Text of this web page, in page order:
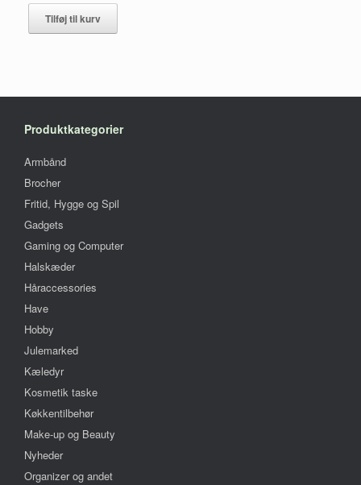
pris
var:
129,00 kr..
pris
99,00 kr..
Tilføj til kurv
Produktkategorier
Armbånd
Brocher
Fritid, Hygge og Spil
Gadgets
Gaming og Computer
Halskæder
Håraccessories
Have
Hobby
Julemarked
Kæledyr
Kosmetik taske
Køkkentilbehør
Make-up og Beauty
Nyheder
Organizer og andet